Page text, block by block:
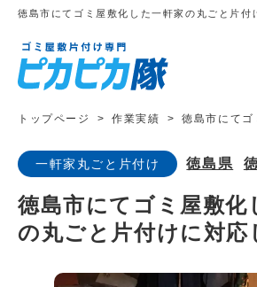
徳島市にてゴミ屋敷化した一軒家の丸ごと片付
トップページ 作業実績 徳島市にて
一軒家丸ごと片付け 徳島県
徳島市にてゴミ屋敷化
の丸ごと片付けに対応